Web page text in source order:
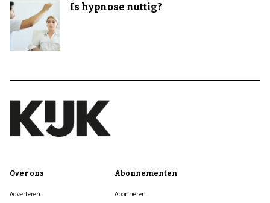
Is hypnose nuttig?
Over ons
Adverteren
Abonnementen
Abonneren